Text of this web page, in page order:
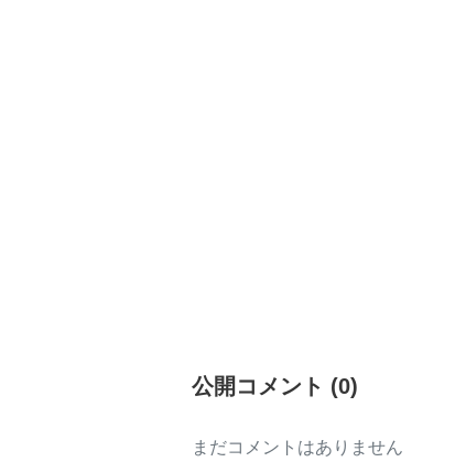
公開コメント (0)
まだコメントはありません